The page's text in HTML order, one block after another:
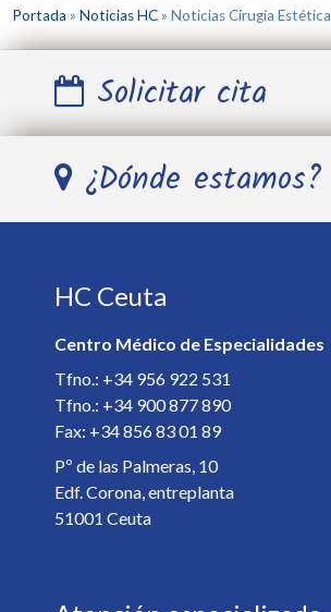
Portada »Noticias HC»Noticias Cirugía Estética
Solicitar cita
Teléfono *
E-mail *
Especialista *
¿Dónde estamos?
HC Ceuta
Centro Médico de Especialidades
Tfno.: +34 956 922 531
Tfno.: +34 900 877 890
Fax: +34 856 83 01 89
Pº de las Palmeras, 10
Edf. Corona, entreplanta
51001 Ceuta